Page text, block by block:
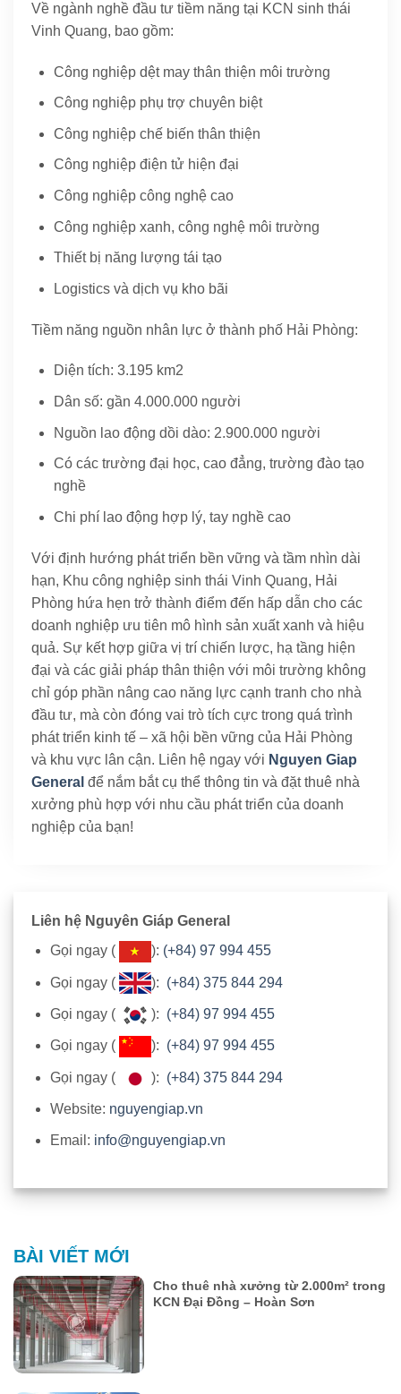
Về ngành nghề đầu tư tiềm năng tại KCN sinh thái
Vinh Quang, bao gồm:
Công nghiệp dệt may thân thiện môi trường
Công nghiệp phụ trợ chuyên biệt
Công nghiệp chế biến thân thiện
Công nghiệp điện tử hiện đại
Công nghiệp công nghệ cao
Công nghiệp xanh, công nghệ môi trường
Thiết bị năng lượng tái tạo
Logistics và dịch vụ kho bãi
Tiềm năng nguồn nhân lực ở thành phố Hải Phòng:
Diện tích: 3.195 km2
Dân số: gần 4.000.000 người
Nguồn lao động dồi dào: 2.900.000 người
Có các trường đại học, cao đẳng, trường đào tạo
nghề
Chi phí lao động hợp lý, tay nghề cao
Với định hướng phát triển bền vững và tầm nhìn dài
hạn, Khu công nghiệp sinh thái Vinh Quang, Hải
Phòng hứa hẹn trở thành điểm đến hấp dẫn cho các
doanh nghiệp ưu tiên mô hình sản xuất xanh và hiệu
quả. Sự kết hợp giữa vị trí chiến lược, hạ tầng hiện
đại và các giải pháp thân thiện với môi trường không
chỉ góp phần nâng cao năng lực cạnh tranh cho nhà
đầu tư, mà còn đóng vai trò tích cực trong quá trình
phát triển kinh tế – xã hội bền vững của Hải Phòng
và khu vực lân cận. Liên hệ ngay với Nguyen Giap
General để nắm bắt cụ thể thông tin và đặt thuê nhà
xưởng phù hợp với nhu cầu phát triển của doanh
nghiệp của bạn!
Liên hệ Nguyên Giáp General
Gọi ngay (
): (+84) 97 994 455
Gọi ngay ( ): (+84) 375 844 294
Gọi ngay ( ): (+84) 97 994 455
Gọi ngay ( ): (+84) 97 994 455
Gọi ngay ( ): (+84) 375 844 294
Website: nguyengiap.vn
Email: info@nguyengiap.vn
BÀI VIẾT MỚI
Cho thuê nhà xưởng từ 2.000m² trong
KCN Đại Đồng – Hoàn Sơn